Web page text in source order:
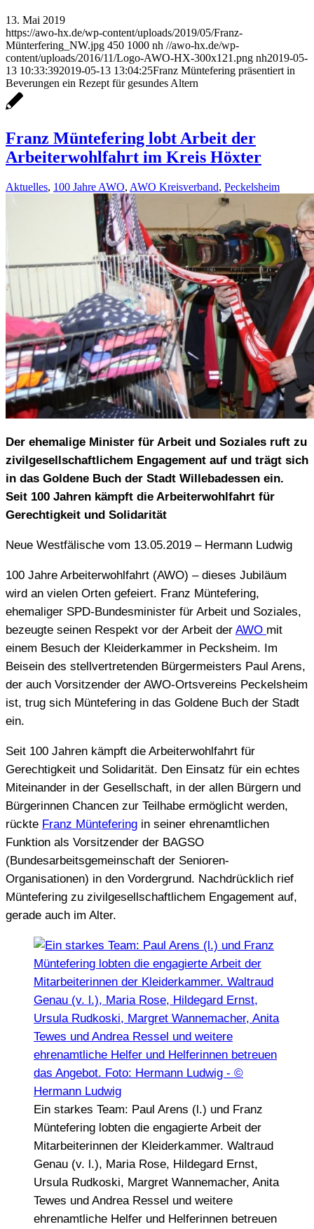
13. Mai 2019
https://awo-hx.de/wp-content/uploads/2019/05/Franz-
Münterfering_NW.jpg 450 1000 nh //awo-hx.de/wp-
content/uploads/2016/11/Logo-AWO-HX-300x121.png nh2019-05-
13 10:33:392019-05-13 13:04:25Franz Müntefering präsentiert in
Beverungen ein Rezept für gesundes Altern
Franz Müntefering lobt Arbeit der
Arbeiterwohlfahrt im Kreis Höxter
Aktuelles, 100 Jahre AWO, AWO Kreisverband, Peckelsheim
Der ehemalige Minister für Arbeit und Soziales ruft zu
zivilgesellschaftlichem Engagement auf und trägt sich
in das Goldene Buch der Stadt Willebadessen ein.
Seit 100 Jahren kämpft die Arbeiterwohlfahrt für
Gerechtigkeit und Solidarität
Neue Westfälische vom 13.05.2019 – Hermann Ludwig
100 Jahre Arbeiterwohlfahrt (AWO) – dieses Jubiläum
wird an vielen Orten gefeiert. Franz Müntefering,
ehemaliger SPD-Bundesminister für Arbeit und Soziales,
bezeugte seinen Respekt vor der Arbeit der AWO mit
einem Besuch der Kleiderkammer in Pecksheim. Im
Beisein des stellvertretenden Bürgermeisters Paul Arens,
der auch Vorsitzender der AWO-Ortsvereins Peckelsheim
ist, trug sich Müntefering in das Goldene Buch der Stadt
ein.
Seit 100 Jahren kämpft die Arbeiterwohlfahrt für
Gerechtigkeit und Solidarität. Den Einsatz für ein echtes
Miteinander in der Gesellschaft, in der allen Bürgern und
Bürgerinnen Chancen zur Teilhabe ermöglicht werden,
rückte Franz Müntefering in seiner ehrenamtlichen
Funktion als Vorsitzender der BAGSO
(Bundesarbeitsgemeinschaft der Senioren-
Organisationen) in den Vordergrund. Nachdrücklich rief
Müntefering zu zivilgesellschaftlichem Engagement auf,
gerade auch im Alter.
Ein starkes Team: Paul Arens (l.) und Franz
Müntefering lobten die engagierte Arbeit der
Mitarbeiterinnen der Kleiderkammer. Waltraud
Genau (v. l.), Maria Rose, Hildegard Ernst,
Ursula Rudkoski, Margret Wannemacher, Anita
Tewes und Andrea Ressel und weitere
ehrenamtliche Helfer und Helferinnen betreuen